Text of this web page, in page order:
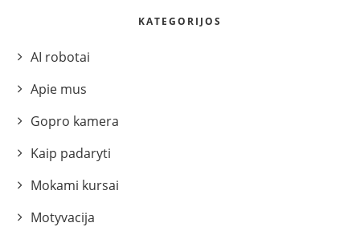
KATEGORIJOS
AI robotai
Apie mus
Gopro kamera
Kaip padaryti
Mokami kursai
Motyvacija